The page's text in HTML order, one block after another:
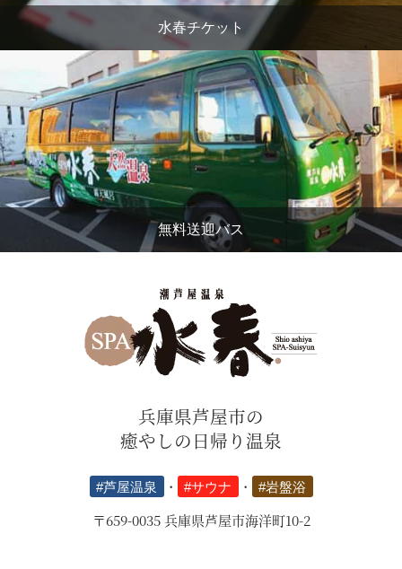
水春チケット
無料送迎バス
兵庫県芦屋市の
癒やしの日帰り温泉
#芦屋温泉 ・ #サウナ ・ #岩盤浴
〒659-0035 兵庫県芦屋市海洋町10-2